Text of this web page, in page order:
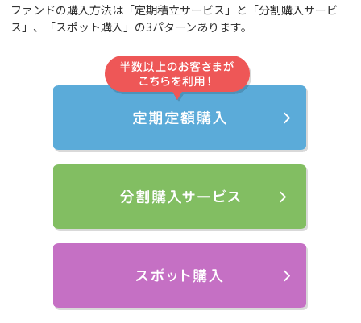
ファンドの購入方法は「定期積立サービス」と「分割購入サービ
ス」、「スポット購入」の3パターンあります。